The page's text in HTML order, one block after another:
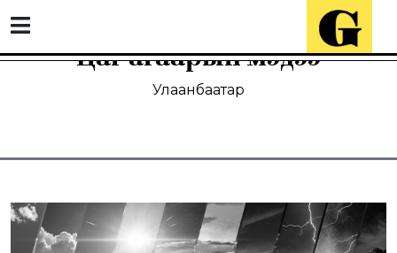
Цаг агаарын мэдээ
Улаанбаатар